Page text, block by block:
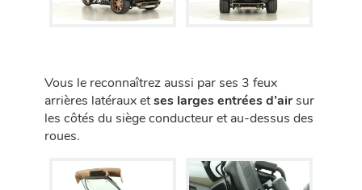
Vous le reconnaîtrez aussi par ses 3 feux
arrières latéraux etses larges entrées d’airsur
les côtés du siège conducteur et au-dessus des
roues.